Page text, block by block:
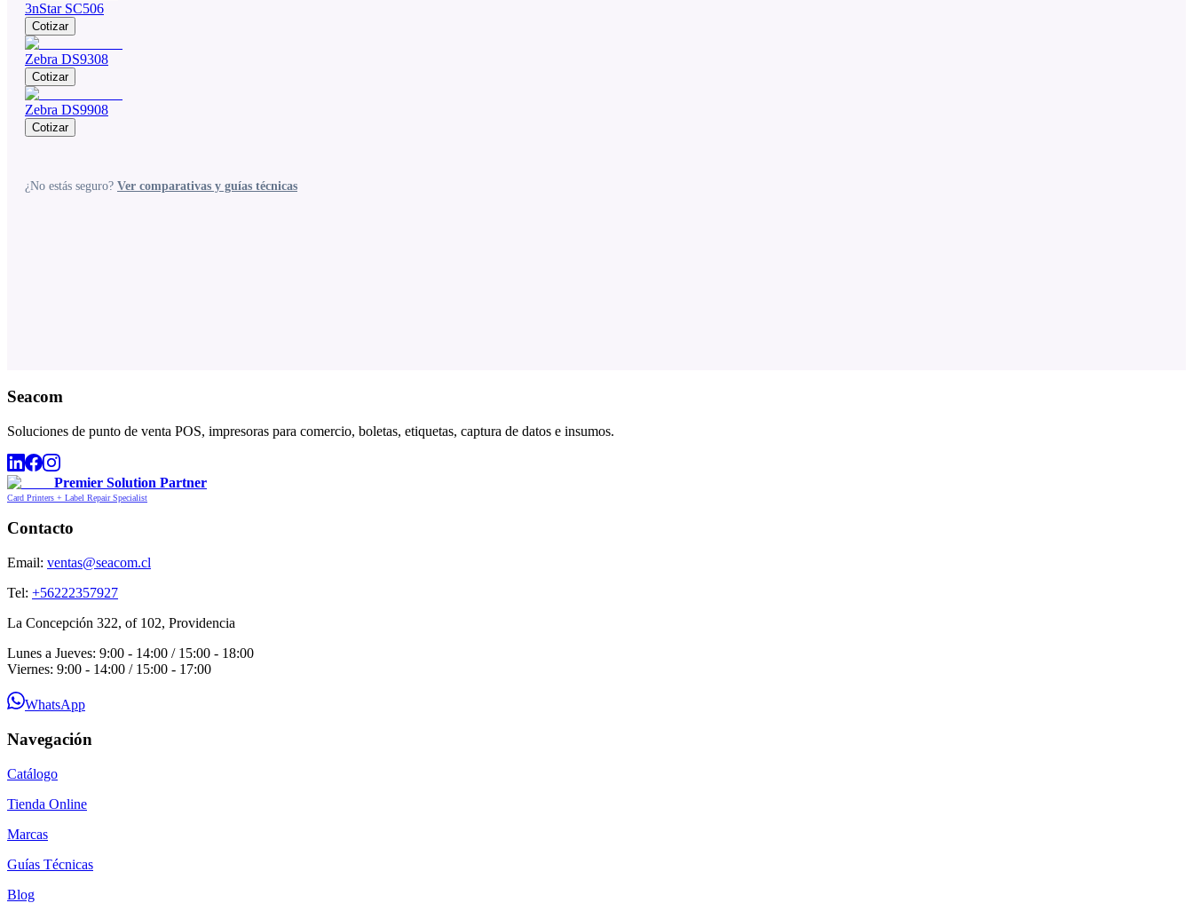
3nStar SC506
Cotizar
Zebra DS9308
Cotizar
Zebra DS9908
Cotizar
¿No estás seguro? Ver comparativas y guías técnicas
Seacom
Soluciones de punto de venta POS, impresoras para comercio, boletas, etiquetas, captura de datos e insumos.
Premier Solution Partner
Card Printers + Label Repair Specialist
Contacto
Email: ventas@seacom.cl
Tel: +56222357927
La Concepción 322, of 102, Providencia
Lunes a Jueves: 9:00 - 14:00 / 15:00 - 18:00
Viernes: 9:00 - 14:00 / 15:00 - 17:00
WhatsApp
Navegación
Catálogo
Tienda Online
Marcas
Guías Técnicas
Blog